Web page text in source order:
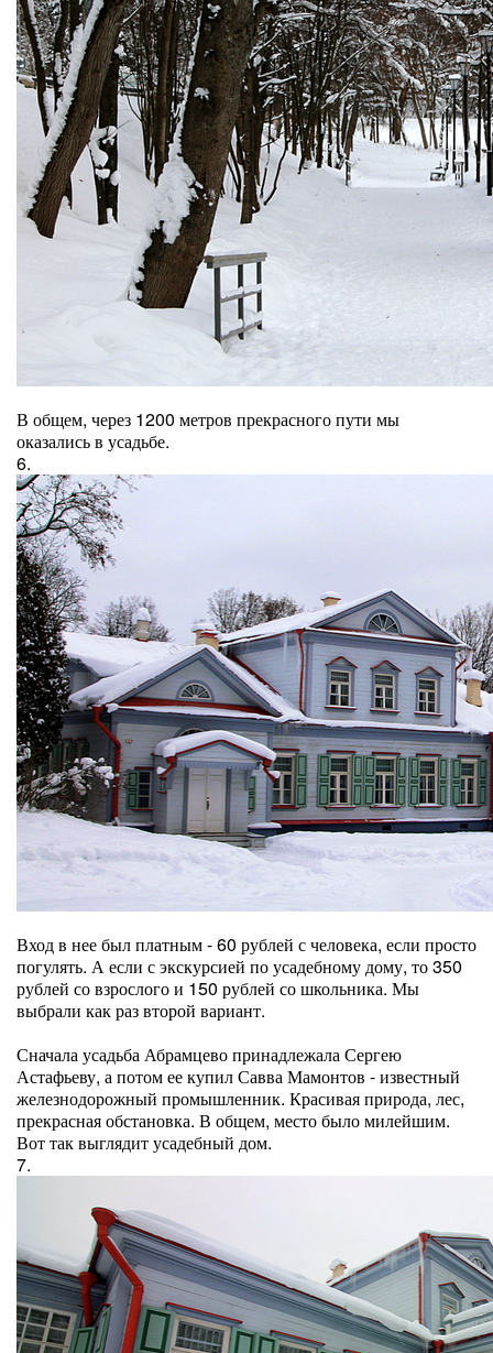
В общем, через 1200 метров прекрасного пути мы
оказались в усадьбе.
6.
Вход в нее был платным - 60 рублей с человека, если просто
погулять. А если с экскурсией по усадебному дому, то 350
рублей со взрослого и 150 рублей со школьника. Мы
выбрали как раз второй вариант.
Сначала усадьба Абрамцево принадлежала Сергею
Астафьеву, а потом ее купил Савва Мамонтов - известный
железнодорожный промышленник. Красивая природа, лес,
прекрасная обстановка. В общем, место было милейшим.
Вот так выглядит усадебный дом.
7.